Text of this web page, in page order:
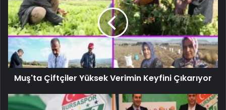
Muş'ta Çiftçiler Yüksek Verimin Keyfini Çıkarıyor